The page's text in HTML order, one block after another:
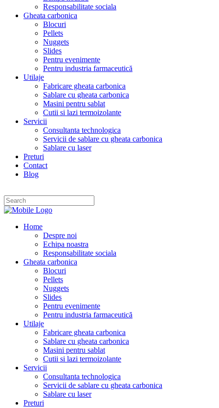
Responsabilitate sociala
Gheata carbonica
Blocuri
Pellets
Nuggets
Slides
Pentru evenimente
Pentru industria farmaceutică
Utilaje
Fabricare gheata carbonica
Sablare cu gheata carbonica
Masini pentru sablat
Cutii si lazi termoizolante
Servicii
Consultanta technologica
Servicii de sablare cu gheata carbonica
Sablare cu laser
Preturi
Contact
Blog
Home
Despre noi
Echipa noastra
Responsabilitate sociala
Gheata carbonica
Blocuri
Pellets
Nuggets
Slides
Pentru evenimente
Pentru industria farmaceutică
Utilaje
Fabricare gheata carbonica
Sablare cu gheata carbonica
Masini pentru sablat
Cutii si lazi termoizolante
Servicii
Consultanta technologica
Servicii de sablare cu gheata carbonica
Sablare cu laser
Preturi